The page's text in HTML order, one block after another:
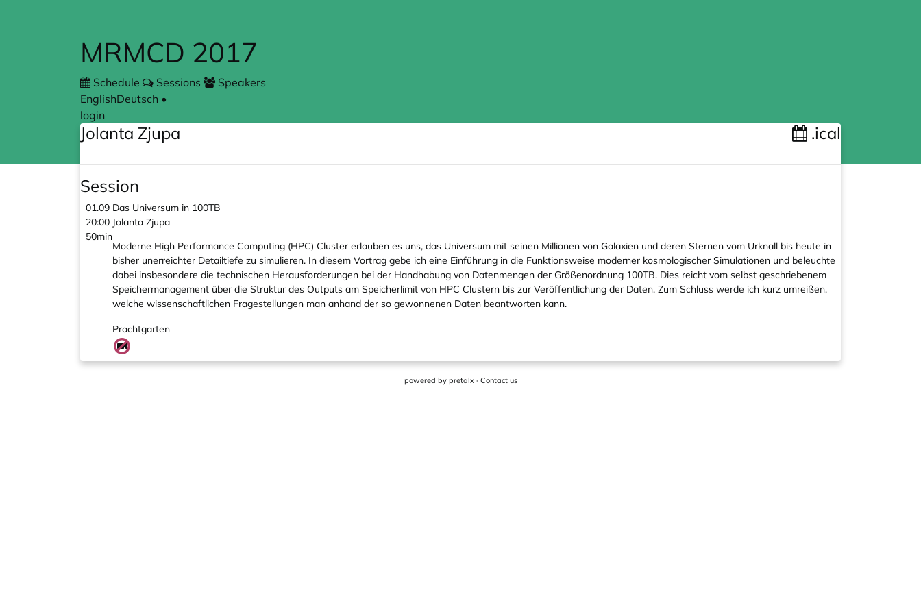
MRMCD 2017
Schedule Sessions
Speakers
EnglishDeutsch •
login
Jolanta Zjupa .ical
Session
01.09
20:00
50min
Das Universum in 100TB
Jolanta Zjupa
Moderne High Performance Computing (HPC) Cluster erlauben es uns, das Universum mit seinen Millionen von Galaxien und deren Sternen vom Urknall bis heute in
bisher unerreichter Detailtiefe zu simulieren. In diesem Vortrag gebe ich eine Einführung in die Funktionsweise moderner kosmologischer Simulationen und beleuchte
dabei insbesondere die technischen Herausforderungen bei der Handhabung von Datenmengen der Größenordnung 100TB. Dies reicht vom selbst geschriebenem
Speichermanagement über die Struktur des Outputs am Speicherlimit von HPC Clustern bis zur Veröffentlichung der Daten. Zum Schluss werde ich kurz umreißen,
welche wissenschaftlichen Fragestellungen man anhand der so gewonnenen Daten beantworten kann.
Prachtgarten
powered by pretalx· Contact us